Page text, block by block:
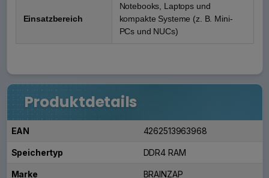
Einsatzbereich
Notebooks, Laptops und
kompakte Systeme (z. B. Mini-
PCs und NUCs)
Produktdetails
EAN 4262513963968
Speichertyp DDR4 RAM
Marke BRAINZAP